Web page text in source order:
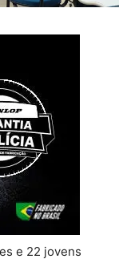
e 22 jovens